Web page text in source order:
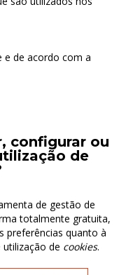
de acordo com a
configurar ou
de
de gestão de
totalmente gratuita,
preferências quanto à
de cookies.